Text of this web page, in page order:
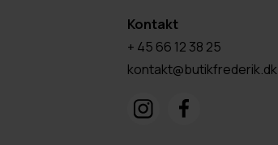
Kontakt
+ 45 66 12 38 25
kontakt@butikfrederik.dk